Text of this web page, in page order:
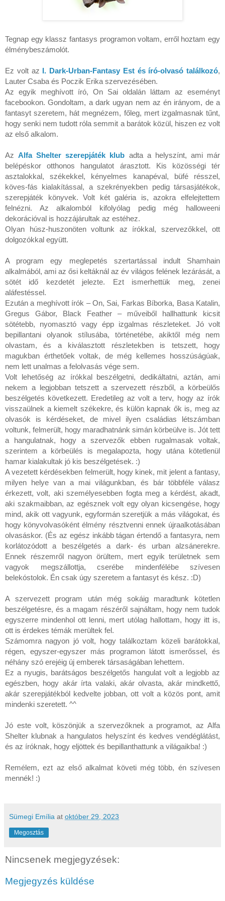
Tegnap egy klassz fantasys programon voltam, erről hoztam egy
élménybeszámolót.
Ez volt az I. Dark-Urban-Fantasy Est és író-olvasó találkozó,
Lauter Csaba és Poczik Erika szervezésében.
Az egyik meghívott író, On Sai oldalán láttam az eseményt
facebookon. Gondoltam, a dark ugyan nem az én irányom, de a
fantasyt szeretem, hát megnézem, főleg, mert izgalmasnak tűnt,
hogy senki nem tudott róla semmit a barátok közül, hiszen ez volt
az első alkalom.
AzAlfa Shelter szerepjáték klub adta a helyszínt, ami már
belépéskor otthonos hangulatot árasztott. Kis közösségi tér
asztalokkal, székekkel, kényelmes kanapéval, büfé résszel,
köves-fás kialakítással, a szekrényekben pedig társasjátékok,
szerepjáték könyvek. Volt két galéria is, azokra elfelejtettem
felnézni. Az alkalomból kifolyólag pedig még halloweeni
dekorációval is hozzájárultak az estéhez.
Olyan húsz-huszonöten voltunk az írókkal, szervezőkkel, ott
dolgozókkal együtt.
A program egy meglepetés szertartással indult Shamhain
alkalmából, ami az ősi keltáknál az év világos felének lezárását, a
sötét idő kezdetét jelezte. Ezt ismerhettük meg, zenei
aláfestéssel.
Ezután a meghívott írók – On, Sai, Farkas Bíborka, Basa Katalin,
Gregus Gábor, Black Feather – műveiből hallhattunk kicsit
sötétebb, nyomasztó vagy épp izgalmas részleteket. Jó volt
bepillantani olyanok stílusába, történetébe, akiktől még nem
olvastam, és a kiválasztott részletekben is tetszett, hogy
magukban érthetőek voltak, de még kellemes hosszúságúak,
nem lett unalmas a felolvasás vége sem.
Volt lehetőség az írókkal beszélgetni, dedikáltatni, aztán, ami
nekem a legjobban tetszett a szervezett részből, a körbeülős
beszélgetés következett. Eredetileg az volt a terv, hogy az írók
visszaülnek a kiemelt székekre, és külön kapnak ők is, meg az
olvasók is kérdéseket, de mivel ilyen családias létszámban
voltunk, felmerült, hogy maradhatnánk simán körbeülve is. Jót tett
a hangulatnak, hogy a szervezők ebben rugalmasak voltak,
szerintem a körbeülés is megalapozta, hogy utána kötetlenül
hamar kialakultak jó kis beszélgetések. :)
A vezetett kérdésekben felmerült, hogy kinek, mit jelent a fantasy,
milyen helye van a mai világunkban, és bár többféle válasz
érkezett, volt, aki személyesebben fogta meg a kérdést, akadt,
aki szakmaibban, az egésznek volt egy olyan kicsengése, hogy
mind, akik ott vagyunk, egyformán szeretjük a más világokat, és
hogy könyvolvasóként élmény résztvenni ennek újraalkotásában
olvasáskor. (És az egész inkább tágan értendő a fantasyra, nem
korlátozódott a beszélgetés a dark- és urban alzsánerekre.
Ennek részemről nagyon örültem, mert egyik területnek sem
vagyok megszállottja, cserébe mindenfélébe szívesen
belekóstolok. Én csak úgy szeretem a fantasyt és kész. :D)
A szervezett program után még sokáig maradtunk kötetlen
beszélgetésre, és a magam részéről sajnáltam, hogy nem tudok
egyszerre mindenhol ott lenni, mert utólag hallottam, hogy itt is,
ott is érdekes témák merültek fel.
Számomra nagyon jó volt, hogy találkoztam közeli barátokkal,
régen, egyszer-egyszer más programon látott ismerőssel, és
néhány szó erejéig új emberek társaságában lehettem.
Ez a nyugis, barátságos beszélgetős hangulat volt a legjobb az
egészben, hogy akár írta valaki, akár olvasta, akár mindkettő,
akár szerepjátékból kedvelte jobban, ott volt a közös pont, amit
mindenki szeretett. ^^
Jó este volt, köszönjük a szervezőknek a programot, az Alfa
Shelter klubnak a hangulatos helyszínt és kedves vendéglátást,
és az íróknak, hogy eljöttek és bepillanthattunk a világaikba! :)
Remélem, ezt az első alkalmat követi még több, én szívesen
mennék! :)
Sümegi Emília at október 29, 2023
Megosztás
Nincsenek megjegyzések:
Megjegyzés küldése